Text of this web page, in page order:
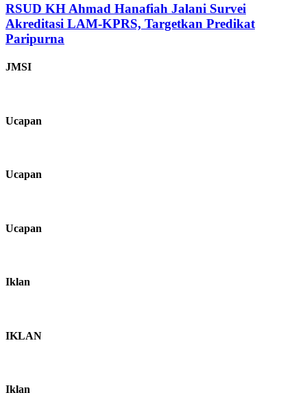
RSUD KH Ahmad Hanafiah Jalani Survei
Akreditasi LAM-KPRS, Targetkan Predikat
Paripurna
JMSI
Ucapan
Ucapan
Ucapan
Iklan
IKLAN
Iklan